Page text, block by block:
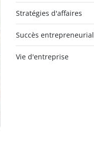
Stratégies d'affaires
Succès entrepreneurial
Vie d'entreprise